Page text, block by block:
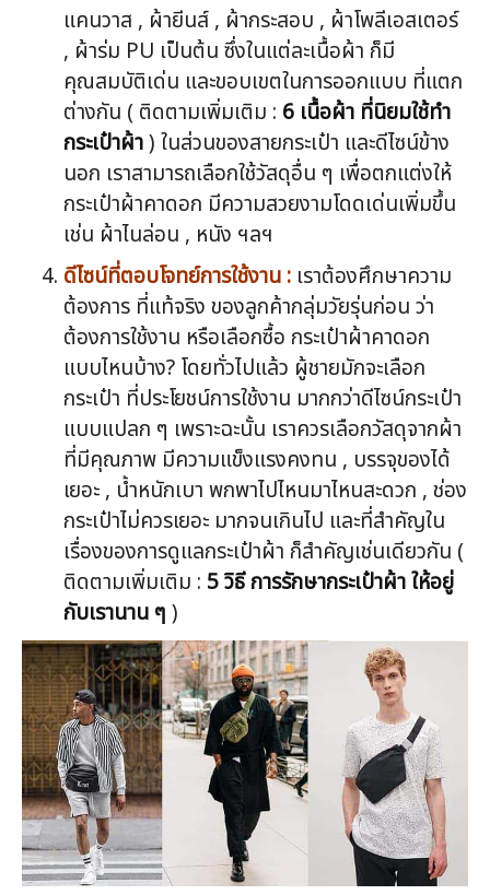
แคนวาส , ผ้ายีนส์ , ผ้ากระสอบ , ผ้าโพลีเอสเตอร์
, ผ้าร่ม PU เป็นต้น ซึ่งในแต่ละเนื้อผ้า ก็มี
คุณสมบัติเด่น และขอบเขตในการออกแบบ ที่แตก
ต่างกัน ( ติดตามเพิ่มเติม : 6 เนื้อผ้า ที่นิยมใช้ทำ
กระเป๋าผ้า) ในส่วนของสายกระเป๋า และดีไซน์ข้าง
นอก เราสามารถเลือกใช้วัสดุอื่น ๆ เพื่อตกแต่งให้
กระเป๋าผ้าคาดอก มีความสวยงามโดดเด่นเพิ่มขึ้น
เช่น ผ้าไนล่อน , หนัง ฯลฯ
ดีไซน์ที่ตอบโจทย์การใช้งาน : เราต้องศึกษาความ
ต้องการ ที่แท้จริง ของลูกค้ากลุ่มวัยรุ่นก่อน ว่า
ต้องการใช้งาน หรือเลือกซื้อ กระเป๋าผ้าคาดอก
แบบไหนบ้าง? โดยทั่วไปแล้ว ผู้ชายมักจะเลือก
กระเป๋า ที่ประโยชน์การใช้งาน มากกว่าดีไซน์กระเป๋า
แบบแปลก ๆ เพราะฉะนั้น เราควรเลือกวัสดุจากผ้า
ที่มีคุณภาพ มีความแข็งแรงคงทน , บรรจุของได้
เยอะ , น้ำหนักเบา พกพาไปไหนมาไหนสะดวก , ช่อง
กระเป๋าไม่ควรเยอะ มากจนเกินไป และที่สำคัญใน
เรื่องของการดูแลกระเป๋าผ้า ก็สำคัญเช่นเดียวกัน (
ติดตามเพิ่มเติม : 5 วิธี การรักษากระเป๋าผ้า ให้อยู่
กับเรานาน ๆ )